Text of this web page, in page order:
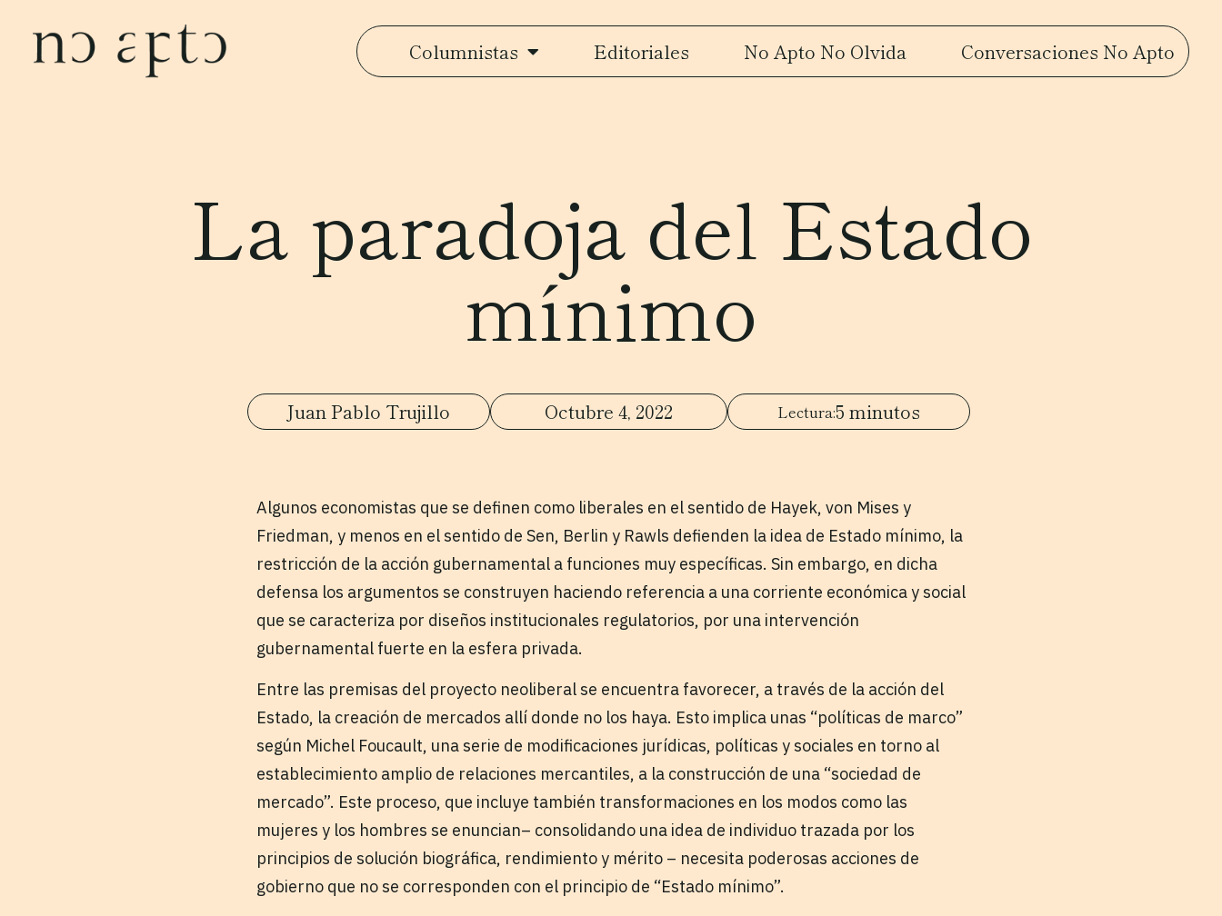
Columnistas Editoriales No Apto No Olvida Conversaciones No Apto
La paradoja del Estado
mínimo
Juan Pablo Trujillo Octubre 4, 2022 5 minutos
Algunos economistas que se definen como liberales en el sentido de Hayek, von Mises y
Friedman, y menos en el sentido de Sen, Berlin y Rawls defienden la idea de Estado mínimo, la
restricción de la acción gubernamental a funciones muy específicas. Sin embargo, en dicha
defensa los argumentos se construyen haciendo referencia a una corriente económica y social
que se caracteriza por diseños institucionales regulatorios, por una intervención
gubernamental fuerte en la esfera privada.
Entre las premisas del proyecto neoliberal se encuentra favorecer, a través de la acción del
Estado, la creación de mercados allí donde no los haya. Esto implica unas “políticas de marco”
según Michel Foucault, una serie de modificaciones jurídicas, políticas y sociales en torno al
establecimiento amplio de relaciones mercantiles, a la construcción de una “sociedad de
mercado”. Este proceso, que incluye también transformaciones en los modos como las
mujeres y los hombres se enuncian– consolidando una idea de individuo trazada por los
principios de solución biográfica, rendimiento y mérito – necesita poderosas acciones de
gobierno que no se corresponden con el principio de “Estado mínimo”.